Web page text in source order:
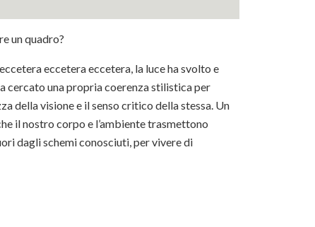
un quadro?
eccetera eccetera, la luce ha svolto e
cercato una propria coerenza stilistica per
della visione e il senso critico della stessa. Un
il nostro corpo e l’ambiente trasmettono
dagli schemi conosciuti, per vivere di